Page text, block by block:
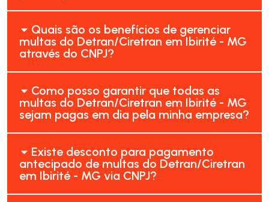
Quais são os benefícios de gerenciar
multas do Detran/Ciretran em Ibirité - MG
através do CNPJ?
Como posso garantir que todas as
multas do Detran/Ciretran em Ibirité - MG
sejam pagas em dia pela minha empresa?
Existe desconto para pagamento
antecipado de multas do Detran/Ciretran
em Ibirité - MG via CNPJ?